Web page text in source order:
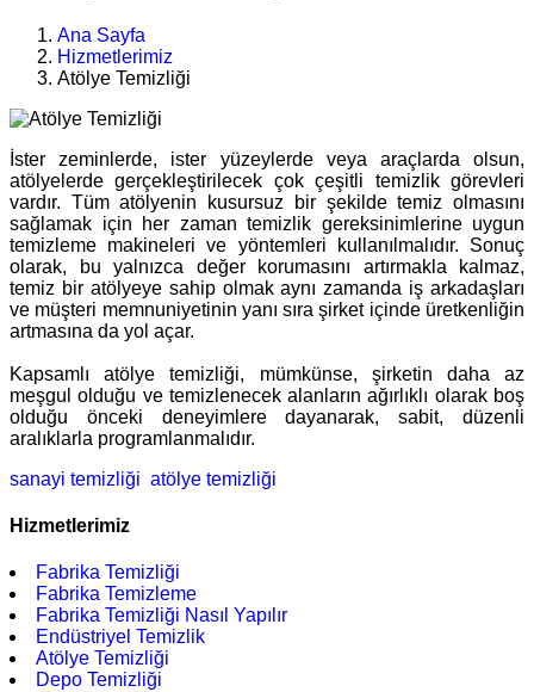
Ana Sayfa
Hizmetlerimiz
Atölye Temizliği
İster zeminlerde, ister yüzeylerde veya araçlarda olsun,
atölyelerde gerçekleştirilecek çok çeşitli temizlik görevleri
vardır. Tüm atölyenin kusursuz bir şekilde temiz olmasını
sağlamak için her zaman temizlik gereksinimlerine uygun
temizleme makineleri ve yöntemleri kullanılmalıdır. Sonuç
olarak, bu yalnızca değer korumasını artırmakla kalmaz,
temiz bir atölyeye sahip olmak aynı zamanda iş arkadaşları
ve müşteri memnuniyetinin yanı sıra şirket içinde üretkenliğin
artmasına da yol açar.
Kapsamlı atölye temizliği, mümkünse, şirketin daha az
meşgul olduğu ve temizlenecek alanların ağırlıklı olarak boş
olduğu önceki deneyimlere dayanarak, sabit, düzenli
aralıklarla programlanmalıdır.
sanayi temizliği atölye temizliği
Hizmetlerimiz
Fabrika Temizliği
Fabrika Temizleme
Fabrika Temizliği Nasıl Yapılır
Endüstriyel Temizlik
Atölye Temizliği
Depo Temizliği